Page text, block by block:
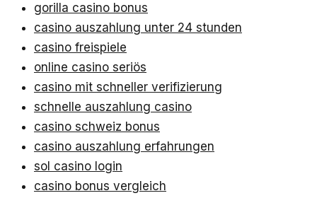
gorilla casino bonus
casino auszahlung unter 24 stunden
casino freispiele
online casino seriös
casino mit schneller verifizierung
schnelle auszahlung casino
casino schweiz bonus
casino auszahlung erfahrungen
sol casino login
casino bonus vergleich